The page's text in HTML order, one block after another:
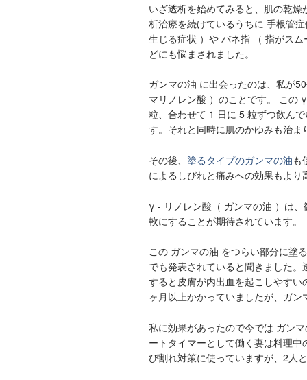
いざ透析を始めてみると、肌の乾
析治療を続けているうちに 手根管
生じる症状 ）や バネ指 （ 指がス
どにも悩まされました。
ガンマの油 に出会ったのは、私が
マリノレン酸 ）のことです。 この
粒、合わせて 1 日に 5 粒ずつ飲ん
す。それと同時に肌のかゆみも治ま
その後、 塗るタイプのガンマの油も
によるしびれと痛みへの効果もよ
γ - リノレン酸（ ガンマの油 ）は
軟にすることが期待されています。
この ガンマの油 をつらい部分に塗
でも発表されていると聞きました
すると皮膚が内出血を起こしやす
ヶ月以上かかっていましたが、ガ
私に効果があったので今では ガン
ートタイマーとして働く妻は料理
び割れ対策に使っていますが、2人